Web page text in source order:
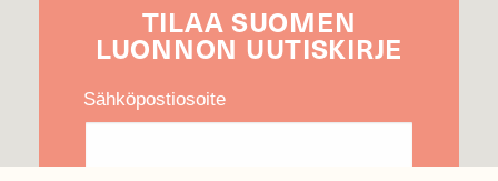
TILAA SUOMEN
LUONNON UUTIS­KIRJE
Sähköpostiosoite